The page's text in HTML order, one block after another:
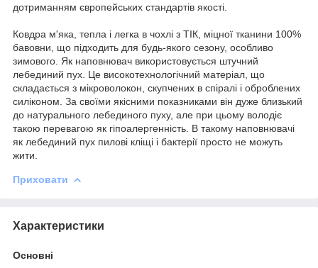
дотриманням європейських стандартів якості.
Ковдра м'яка, тепла і легка в чохлі з ТІК, міцної тканини 100%
бавовни, що підходить для будь-якого сезону, особливо
зимового. Як наповнювач використовується штучний
лебединий пух. Це високотехнологічний матеріал, що
складається з мікроволокон, скупчених в спіралі і оброблених
силіконом. За своїми якісними показниками він дуже близький
до натурального лебединого пуху, але при цьому володіє
такою перевагою як гіпоалергенність. В такому наповнювачі
як лебединий пух пилові кліщі і бактерії просто не можуть
жити.
Приховати
Характеристики
Основні